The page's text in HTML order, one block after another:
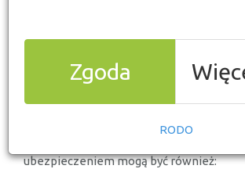
Zgoda
RODO
Co to jest
grupowe?
Jest to polisa, którą proponują przede
ubezpieczeniem mogą być również: